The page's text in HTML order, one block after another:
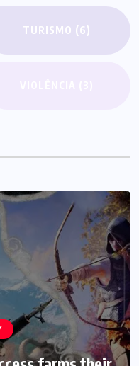
TURISMO (6)